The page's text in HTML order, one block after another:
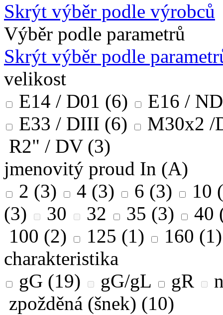
Skrýt výběr podle výrobců
Výběr podle parametrů
Skrýt výběr podle
velikost
E14 / D01 (6)
E16 / ND
E33 / DIII (6)
M30x2 /
R2" / DV(3)
jmenovitý proud In (A)
2 (3) 4 (3) 6 (3) 10
(3)
30 32 35 (3) 40
100 (2) 125 (1) 160 (1)
charakteristika
gG (19) gG/gL gR
zpožděná (šnek) (10)